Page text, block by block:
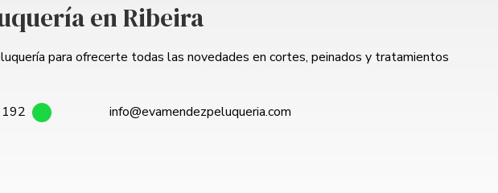
en Ribeira
para ofrecerte todas las novedades en cortes, peinados y tratamientos
info@evamendezpeluqueria.com